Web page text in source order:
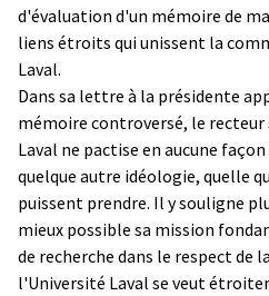
d'évaluation d'un mémoire de
liens étroits qui unissent la
Laval.
Dans sa lettre à la présidente
mémoire controversé, le
Laval ne pactise en aucune
quelque autre idéologie, quelle
puissent prendre. Il y souligne
mieux possible sa mission
de recherche dans le respect de
l'Université Laval se veut